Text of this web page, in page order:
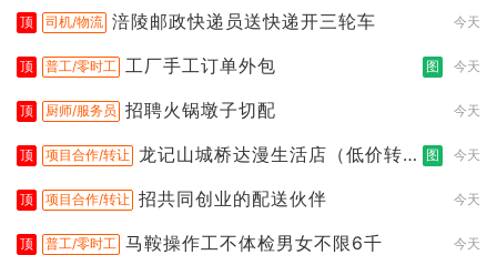
顶 司机/物流 涪陵邮政快递员送快递开三轮车 今天
顶 普工/零时工 工厂手工订单外包 图 今天
顶 厨师/服务员 招聘火锅墩子切配 今天
顶 项目合作/转让 龙记山城桥达漫生活店（低价转
图 今天
顶 项目合作/转让 招共同创业的配送伙伴 今天
顶 普工/零时工 马鞍操作工不体检男女不限6千 今天